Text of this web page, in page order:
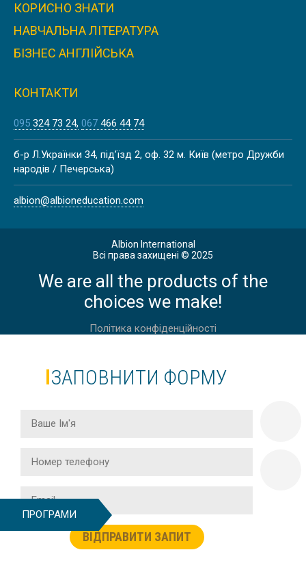
ЛІТНІ КАНІКУЛИ В БАТІ
Літо
ЛІТНІ КАНІКУЛИ НА МАЛЬТІ,
ВАЛЛЕТТА | CAVENDISH SCHOOL
ВЕСНЯНІ КАНІКУЛИ У ЙОРКШИРІ
ВЕСНЯНІ КАНІКУЛИ У АНГЛІЇ,
ЛОНДОН, DAVID GAME COLLEGE
Весна
БРЕДФІЛД | BRADFIELD COLLEGE
ПРОГРАМИ
КОРИСНО ЗНАТИ
НАВЧАЛЬНА ЛІТЕРАТУРА
БІЗНЕС АНГЛІЙСЬКА
КОНТАКТИ
095 324 73 24 067 466 44 74
б-р Л.Українки 34, під’їзд 2, оф. 32 м. Київ (метро Дружби
народів / Печерська)
albion@albioneducation.com
Albion International
Всі права захищені © 2025
We are all the products of the
choices we make!
Політика конфіденційності
ЗАПОВНИТИ ФОРМУ